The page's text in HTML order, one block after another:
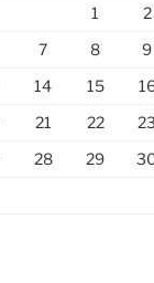
1
2
7 8
9
14 15
21 22
23
28 29